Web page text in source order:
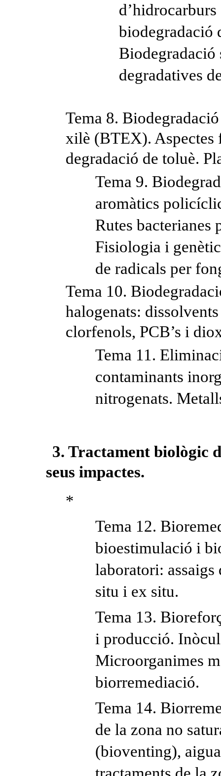
biodegradació
Biodegradació
degradatives
Tema 8.
xilè (BTEX). Aspectes
degradació de toluè.
Tema 9.
aromàtics
Rutes bacterianes
Fisiologia i
de radicals per
Tema 10.
halogenats:
clorfenols, PCB’s i
Tema 11.
contaminants
nitrogenats.
3. Tractament biològic
seus impactes.
*
Tema 12.
bioestimulació i
laboratori:
situ i ex situ.
Tema 13.
i producció.
Microorganimes
biorremediació.
Tema 14.
de la zona no
(bioventing),